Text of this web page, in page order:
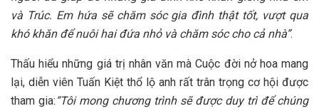
và Trúc. Em hứa sẽ chăm sóc gia đình thật tốt, vượt qua
khó khăn để nuôi hai đứa nhỏ và chăm sóc cho cả nhà”.
Thấu hiểu những giá trị nhân văn mà Cuộc đời nở hoa mang
lại, diễn viên Tuấn Kiệt thổ lộ anh rất trân trọng cơ hội được
tham gia: “Tôi mong chương trình sẽ được duy trì để chúng